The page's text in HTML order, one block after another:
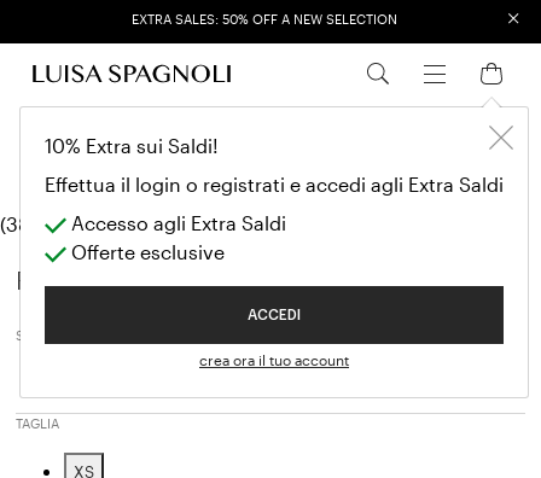
10% Extra sui Saldi!
Effettua il login o registrati e accedi agli Extra Saldi
Accesso agli Extra Saldi
Offerte esclusive
ACCEDI
crea ora il tuo account
EXTRA SALES: 50% OFF A NEW SELECTION ×
Giacche e
Giacche e Blazer
(38 modelli)
Filtri
SALES SEASON
TAGLIA
XS